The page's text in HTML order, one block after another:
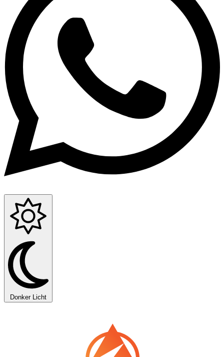
Donker Licht